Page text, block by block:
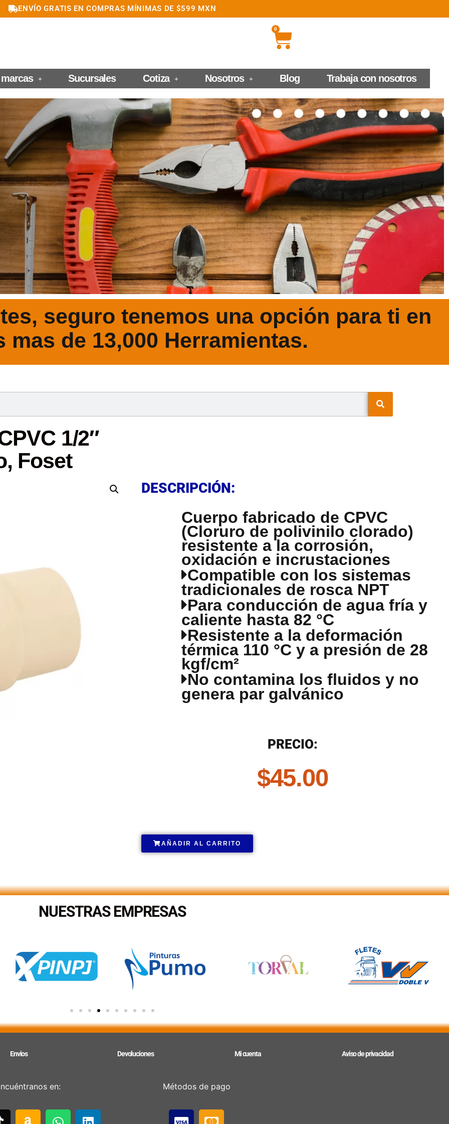
ENVÍO GRATIS EN COMPRAS MÍNIMAS DE $599 MXN
0
Sucursales Cotiza Nosotros Blog Trabaja con nosotros
seguro tenemos una opción para ti en
mas de 13,000 Herramientas.
1/2″
Foset
DESCRIPCIÓN:
Cuerpo fabricado de CPVC
(Cloruro de polivinilo clorado)
resistente a la corrosión,
oxidación e incrustaciones
Compatible con los sistemas
tradicionales de rosca NPT
Para conducción de agua fría y
caliente hasta 82 °C
Resistente a la deformación
térmica 110 °C y a presión de 28
kgf/cm²
No contamina los fluidos y no
genera par galvánico
PRECIO:
$45.00
AÑADIR AL CARRITO
NUESTRAS EMPRESAS
Envios Devoluciones Mi cuenta Aviso de privacidad
en: Métodos de pago